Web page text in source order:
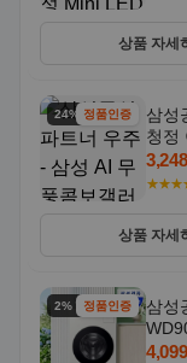
상품 자세
24% 할인정품인증
삼성
청정
상품 자세
2% 할인정품인증
삼성
18kg